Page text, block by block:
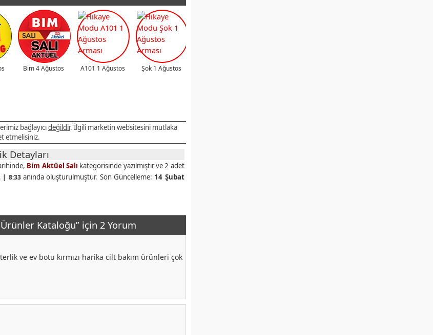
Bim 4 Ağustos A101 1 Ağustos Şok 1 Ağustos
bağlayıcıdeğildir. İlgili marketin websitesini mutlaka
etmelisiniz.
Detayları
Bim Aktüel Salı kategorisinde yazılmıştır ve2 adet
| 8:33anında oluşturulmuştur. Son Güncelleme: 14 Şubat
Kataloğu” için 2 Yorum
ve ev botu kırmızı harika cilt bakım ürünleri çok